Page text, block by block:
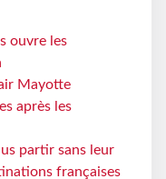
ouvre les
Mayotte
après les
partir sans leur
françaises